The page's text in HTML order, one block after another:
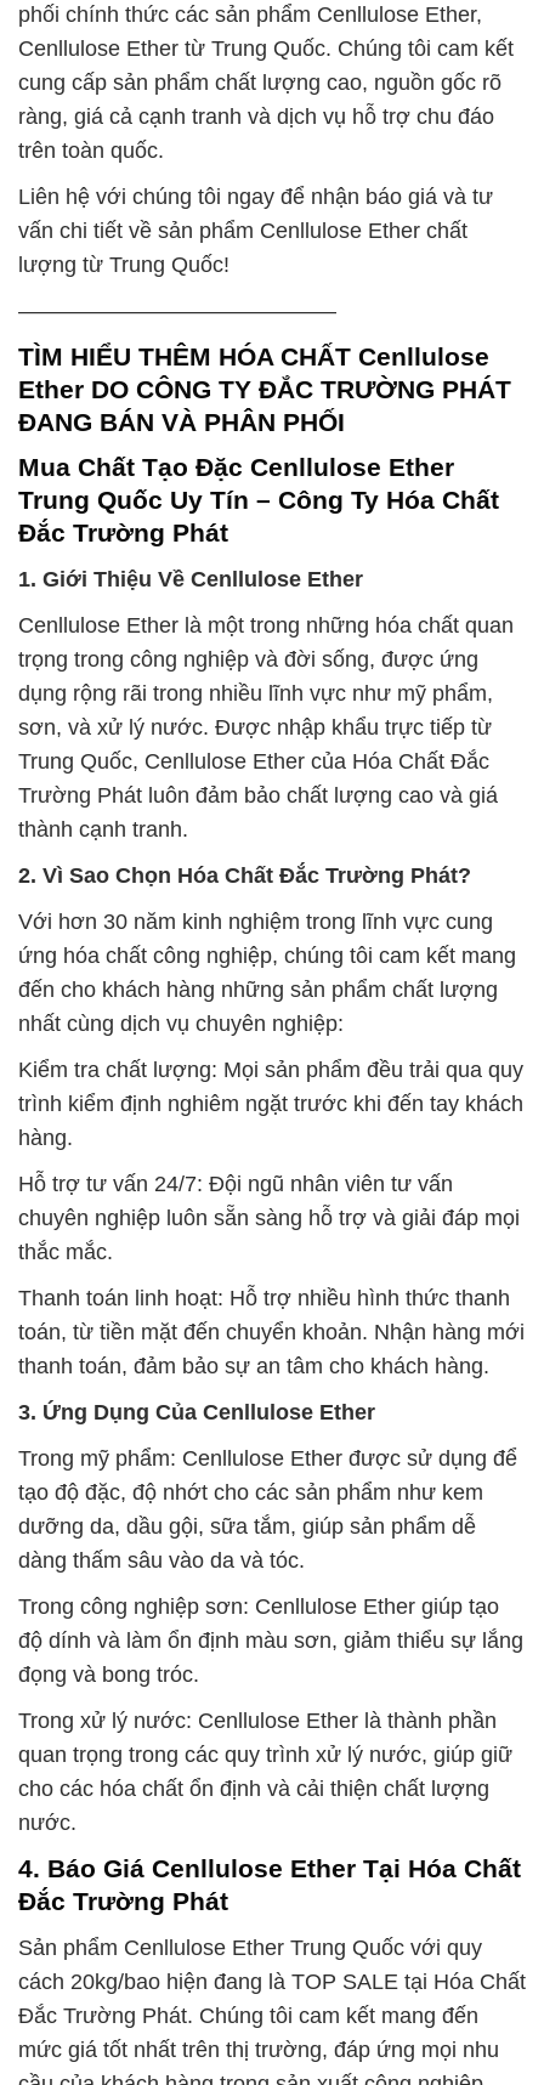
phối chính thức các sản phẩm Cenllulose Ether,
Cenllulose Ether từ Trung Quốc. Chúng tôi cam kết
cung cấp sản phẩm chất lượng cao, nguồn gốc rõ
ràng, giá cả cạnh tranh và dịch vụ hỗ trợ chu đáo
trên toàn quốc.
Liên hệ với chúng tôi ngay để nhận báo giá và tư
vấn chi tiết về sản phẩm Cenllulose Ether chất
lượng từ Trung Quốc!
——————————————–
TÌM HIỂU THÊM HÓA CHẤT Cenllulose
Ether DO CÔNG TY ĐẮC TRƯỜNG PHÁT
ĐANG BÁN VÀ PHÂN PHỐI
Mua Chất Tạo Đặc Cenllulose Ether
Trung Quốc Uy Tín – Công Ty Hóa Chất
Đắc Trường Phát
1. Giới Thiệu Về Cenllulose Ether
Cenllulose Ether là một trong những hóa chất quan
trọng trong công nghiệp và đời sống, được ứng
dụng rộng rãi trong nhiều lĩnh vực như mỹ phẩm,
sơn, và xử lý nước. Được nhập khẩu trực tiếp từ
Trung Quốc, Cenllulose Ether của Hóa Chất Đắc
Trường Phát luôn đảm bảo chất lượng cao và giá
thành cạnh tranh.
2. Vì Sao Chọn Hóa Chất Đắc Trường Phát?
Với hơn 30 năm kinh nghiệm trong lĩnh vực cung
ứng hóa chất công nghiệp, chúng tôi cam kết mang
đến cho khách hàng những sản phẩm chất lượng
nhất cùng dịch vụ chuyên nghiệp:
Kiểm tra chất lượng: Mọi sản phẩm đều trải qua quy
trình kiểm định nghiêm ngặt trước khi đến tay khách
hàng.
Hỗ trợ tư vấn 24/7: Đội ngũ nhân viên tư vấn
chuyên nghiệp luôn sẵn sàng hỗ trợ và giải đáp mọi
thắc mắc.
Thanh toán linh hoạt: Hỗ trợ nhiều hình thức thanh
toán, từ tiền mặt đến chuyển khoản. Nhận hàng mới
thanh toán, đảm bảo sự an tâm cho khách hàng.
3. Ứng Dụng Của Cenllulose Ether
Trong mỹ phẩm: Cenllulose Ether được sử dụng để
tạo độ đặc, độ nhớt cho các sản phẩm như kem
dưỡng da, dầu gội, sữa tắm, giúp sản phẩm dễ
dàng thấm sâu vào da và tóc.
Trong công nghiệp sơn: Cenllulose Ether giúp tạo
độ dính và làm ổn định màu sơn, giảm thiểu sự lắng
đọng và bong tróc.
Trong xử lý nước: Cenllulose Ether là thành phần
quan trọng trong các quy trình xử lý nước, giúp giữ
cho các hóa chất ổn định và cải thiện chất lượng
nước.
4. Báo Giá Cenllulose Ether Tại Hóa Chất
Đắc Trường Phát
Sản phẩm Cenllulose Ether Trung Quốc với quy
cách 20kg/bao hiện đang là TOP SALE tại Hóa Chất
Đắc Trường Phát. Chúng tôi cam kết mang đến
mức giá tốt nhất trên thị trường, đáp ứng mọi nhu